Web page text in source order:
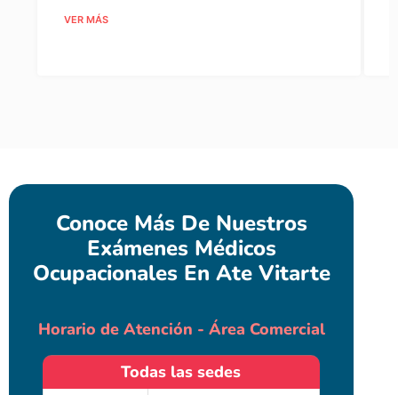
VER MÁS
Conoce Más De Nuestros
Exámenes Médicos
Ocupacionales En Ate Vitarte
Horario de Atención - Área Comercial
Todas las sedes